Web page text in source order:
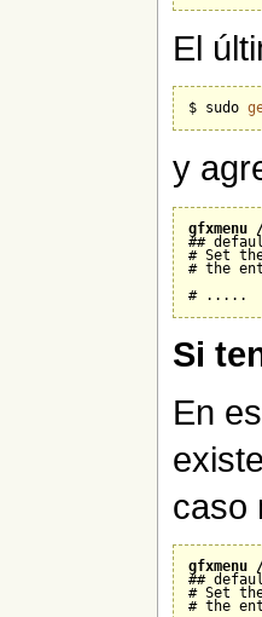
El
$ sudo
y
gfxmenu
##
# Set
# the
Si
En
caso
gfxmenu
##
# Set
# the